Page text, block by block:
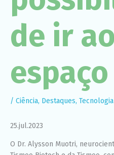
de ir ao
espaço
/ Ciência, Destaques, Tecnologia
25.jul.2023
O Dr. Alysson Muotri,